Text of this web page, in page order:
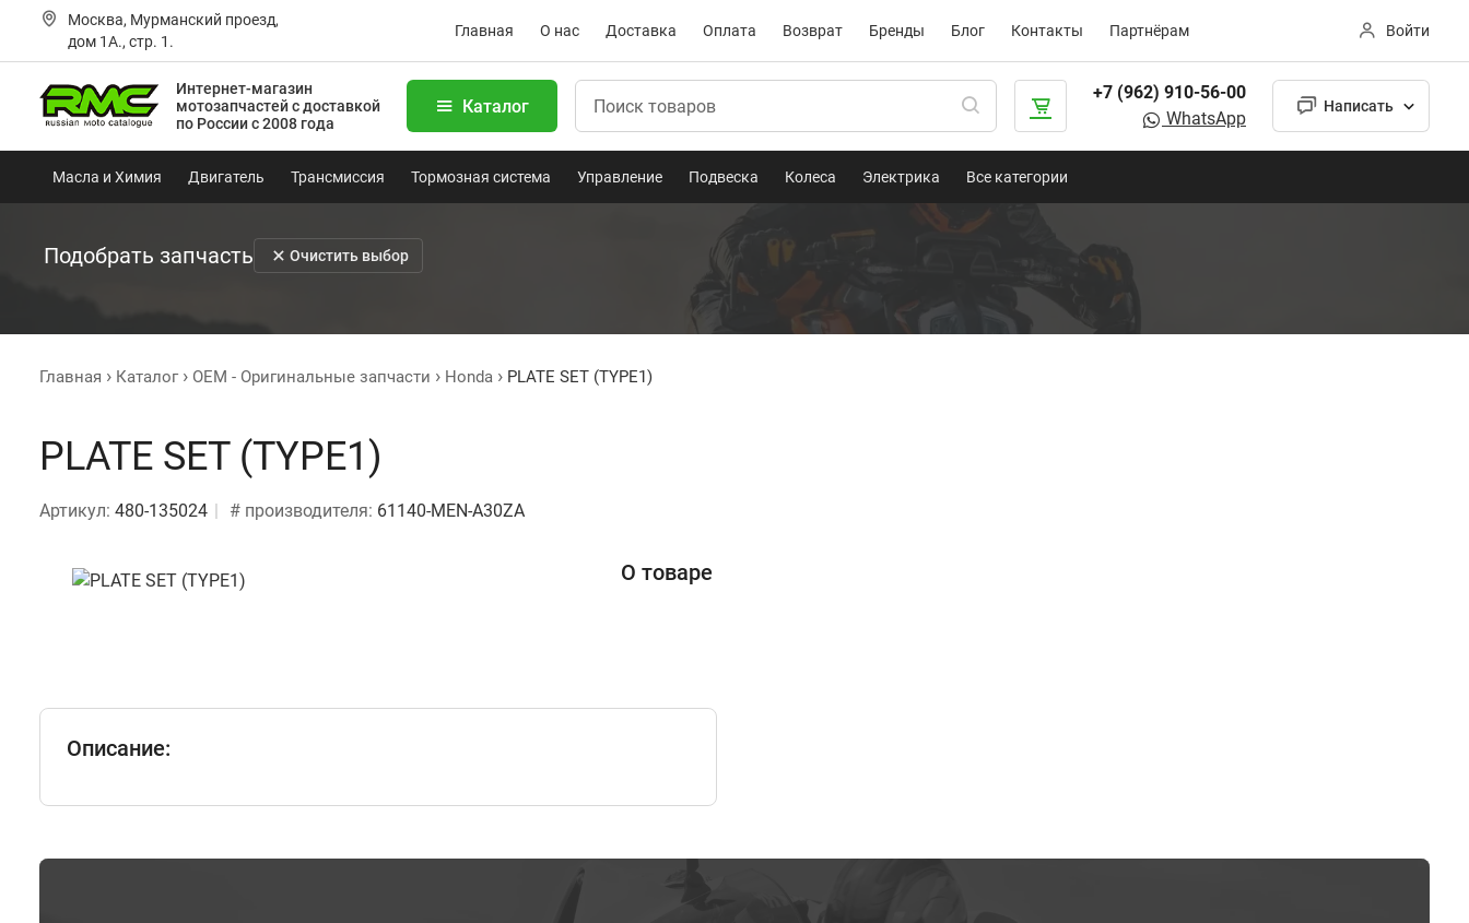
Москва, Мурманский проезд,
дом 1А., стр. 1.
Главная О нас Доставка Оплата Возврат Бренды Блог Контакты Партнёрам Войти
Интернет-магазин
мотозапчастейс доставкой
по России с 2008 года
Каталог
+7 (962) 910-56-00
WhatsApp
Написать
Масла и Химия Двигатель Трансмиссия Тормозная система Управление Подвеска Колеса Электрика Все категории
Подобрать запчасть Очистить выбор
Главная Каталог OEM - Оригинальные запчасти Honda PLATE SET (TYPE1)
PLATE SET (TYPE1)
Артикул: 480-135024 # производителя: 61140-MEN-A30ZA
О товаре
Описание: